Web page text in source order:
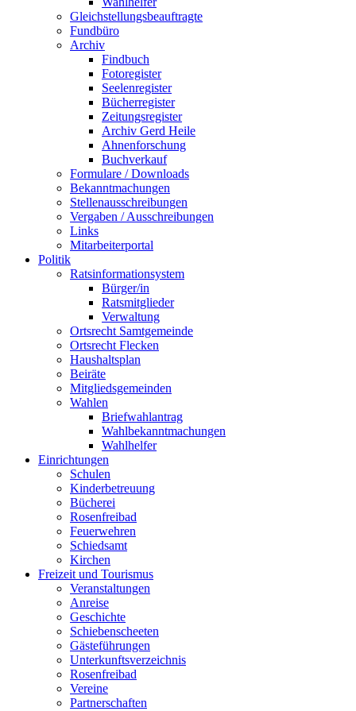
Gleichstellungsbeauftragte
Fundbüro
Archiv
Findbuch
Fotoregister
Seelenregister
Bücherregister
Zeitungsregister
Archiv Gerd Heile
Ahnenforschung
Buchverkauf
Formulare / Downloads
Bekanntmachungen
Stellenausschreibungen
Vergaben / Ausschreibungen
Links
Mitarbeiterportal
Politik
Ratsinformationsystem
Bürger/in
Ratsmitglieder
Verwaltung
Ortsrecht Samtgemeinde
Ortsrecht Flecken
Haushaltsplan
Beiräte
Mitgliedsgemeinden
Wahlen
Briefwahlantrag
Wahlbekanntmachungen
Wahlhelfer
Einrichtungen
Schulen
Kinderbetreuung
Bücherei
Rosenfreibad
Feuerwehren
Schiedsamt
Kirchen
Freizeit und Tourismus
Veranstaltungen
Anreise
Geschichte
Schiebenscheeten
Gästeführungen
Unterkunftsverzeichnis
Rosenfreibad
Vereine
Partnerschaften